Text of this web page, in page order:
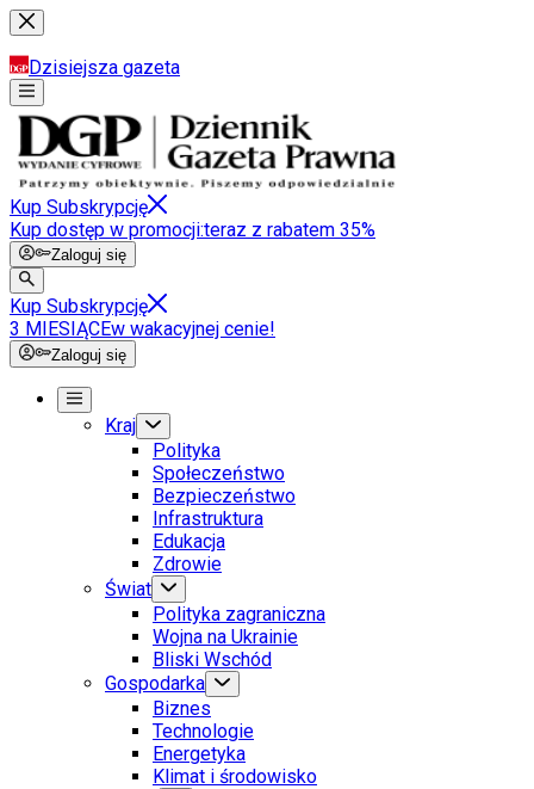
Dzisiejsza gazeta
Kup Subskrypcję
Kup dostęp w promocji:teraz z rabatem 35%
Zaloguj się
Kup Subskrypcję
3 MIESIĄCEw wakacyjnej cenie!
Zaloguj się
Kraj
Polityka
Społeczeństwo
Bezpieczeństwo
Infrastruktura
Edukacja
Zdrowie
Świat
Polityka zagraniczna
Wojna na Ukrainie
Bliski Wschód
Gospodarka
Biznes
Technologie
Energetyka
Klimat i środowisko